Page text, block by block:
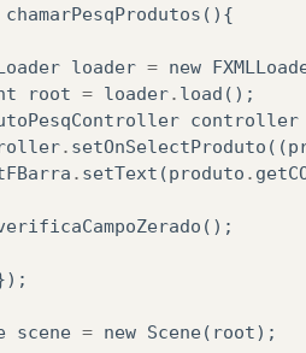
chamarPesqProdutos (){
loader = new
root = loader. load ();
controller
. setOnSelectProduto ((
. setText (produto .
();
scene = new Scene( root);